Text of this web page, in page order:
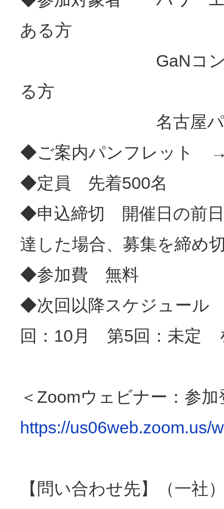
ある方
GaNコンソーシ
る方
名古屋パワエ
◆ご案内パンフレッ
◆定員 先着500名
◆申込締切 開催日の前
達した場合、募集を締め
◆参加費 無料
◆次回以降スケジュール
回：10月 第5回：未定
＜Zoomウェビナー：参
https://us06web.zoom.us/
【問い合わせ先】（一社